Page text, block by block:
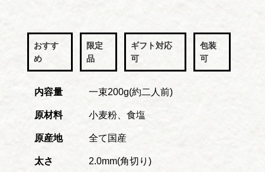
おすす
め
限定
品
ギフト対応
可
包装
可
内容量 一束200g(約二人前)
原材料 小麦粉、食塩
原産地 全て国産
太さ 2.0mm(角切り)